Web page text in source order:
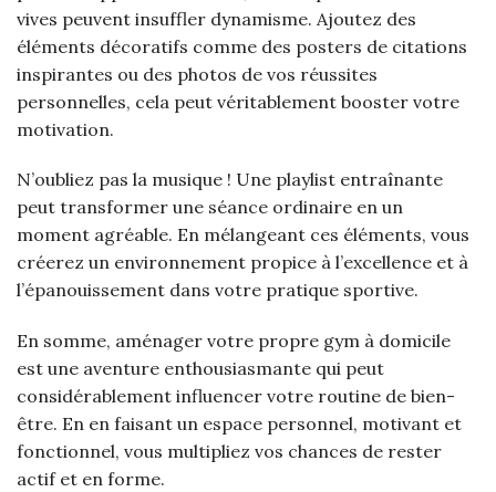
vives peuvent insuffler dynamisme. Ajoutez des
éléments décoratifs comme des posters de citations
inspirantes ou des photos de vos réussites
personnelles, cela peut véritablement booster votre
motivation.
N’oubliez pas la musique ! Une playlist entraînante
peut transformer une séance ordinaire en un
moment agréable. En mélangeant ces éléments, vous
créerez un environnement propice à l’excellence et à
l’épanouissement dans votre pratique sportive.
En somme, aménager votre propre gym à domicile
est une aventure enthousiasmante qui peut
considérablement influencer votre routine de bien-
être. En en faisant un espace personnel, motivant et
fonctionnel, vous multipliez vos chances de rester
actif et en forme.